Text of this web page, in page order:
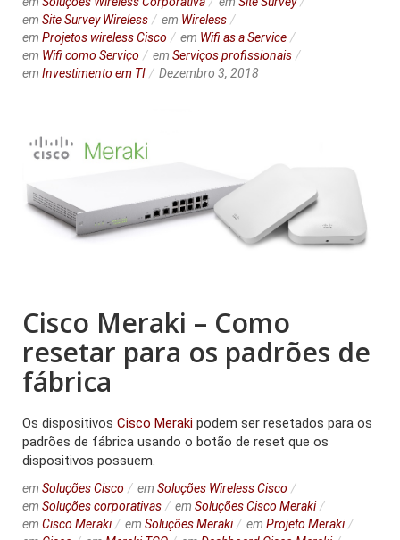
em Site Survey Wireless em Wireless
em Projetos wireless Cisco em Wifi as a Service
em Wifi como Serviço em Serviços profissionais
em Investimento em TI Dezembro 3, 2018
Cisco Meraki – Como
resetar para os padrões de
fábrica
Os dispositivos Cisco Meraki podem ser resetados para os
padrões de fábrica usando o botão de reset que os
dispositivos possuem.
em Soluções Cisco em Soluções Wireless Cisco
em Soluções corporativas em Soluções Cisco Meraki
em Cisco Meraki em Soluções Meraki em Projeto Meraki